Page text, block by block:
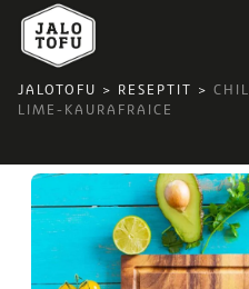
JALOTOFU > RESEPTIT >
LIME-KAURAFRAICE